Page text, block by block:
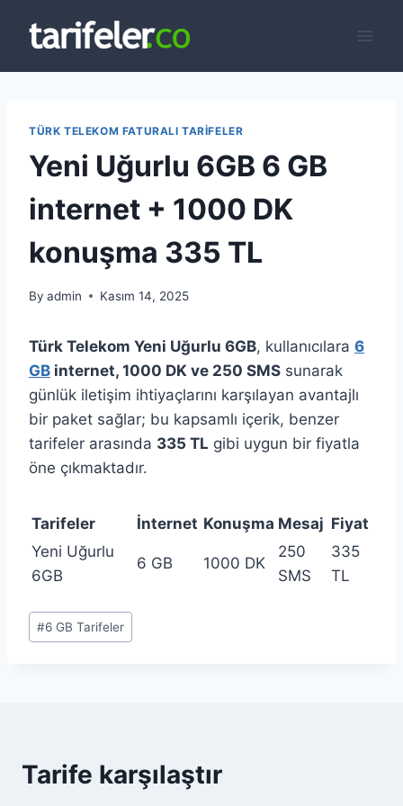
TÜRK TELEKOM FATURALI TARIFELER
Yeni Uğurlu 6GB 6 GB
internet + 1000 DK
konuşma 335 TL
By admin Kasım 14, 2025
Türk Telekom Yeni Uğurlu 6GB, kullanıcılara 6
GB internet, 1000 DK ve 250 SMS sunarak
günlük iletişim ihtiyaçlarını karşılayan avantajlı
bir paket sağlar; bu kapsamlı içerik, benzer
tarifeler arasında 335 TL gibi uygun bir fiyatla
öne çıkmaktadır.
Tarifeler İnternet Konuşma Mesaj Fiyat
Yeni Uğurlu
6GB
6 GB 1000 DK
250
SMS
335
TL
Post
Tags:
#6 GB Tarifeler
Tarife karşılaştır